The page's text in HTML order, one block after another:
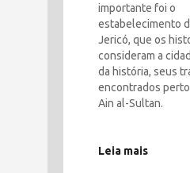
importante foi o
estabelecimento
Jericó, que os
consideram a
da história, seus
encontrados
Ain al-Sultan.
Leia mais